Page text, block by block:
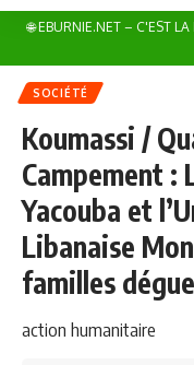
🌐 EBURNIE.NET – C'EST
SOCIÉTÉ
Koumassi /
Campement :
Yacouba et
Libanaise
familles
action humanitaire